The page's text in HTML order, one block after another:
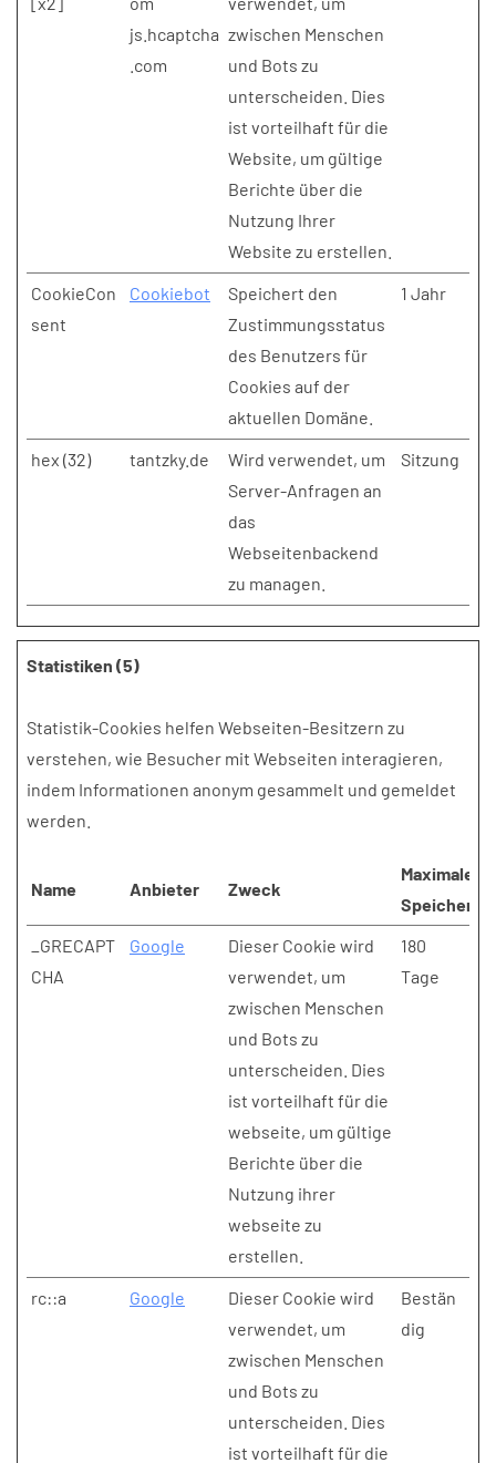
js.hcaptcha
.com
zwischen Menschen
und Bots zu
unterscheiden. Dies
ist vorteilhaft für die
Website, um gültige
Berichte über die
Nutzung Ihrer
Website zu erstellen.
CookieCon
sent
Cookiebot
Speichert den
Zustimmungsstatus
des Benutzers für
Cookies auf der
aktuellen Domäne.
1 Jahr
hex (32) tantzky.de
Wird verwendet, um
Server-Anfragen an
das
Webseitenbackend
zu managen.
Sitzung
Statistiken (5)
Statistik-Cookies helfen Webseiten-Besitzern zu
verstehen, wie Besucher mit Webseiten interagieren,
indem Informationen anonym gesammelt und gemeldet
werden.
Name Anbieter Zweck
Maximale
_GRECAPT
CHA
Google
Dieser Cookie wird
verwendet, um
zwischen Menschen
und Bots zu
unterscheiden. Dies
ist vorteilhaft für die
webseite, um gültige
Berichte über die
Nutzung ihrer
webseite zu
erstellen.
180
Tage
rc::a Google
Dieser Cookie wird
verwendet, um
zwischen Menschen
und Bots zu
unterscheiden. Dies
ist vorteilhaft für die
Bestän
dig